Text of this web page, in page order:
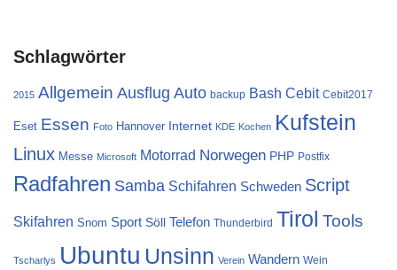
Schlagwörter
2015 Allgemein Ausflug Auto backup Bash Cebit Cebit2017
Eset Essen Foto Hannover Internet KDE Kochen Kufstein
Linux Messe Microsoft Motorrad Norwegen PHP Postfix
Radfahren Samba Schifahren Schweden Script
Skifahren Snom Sport Söll Telefon Thunderbird Tirol Tools
Tscharlys Ubuntu Unsinn Verein Wandern Wein